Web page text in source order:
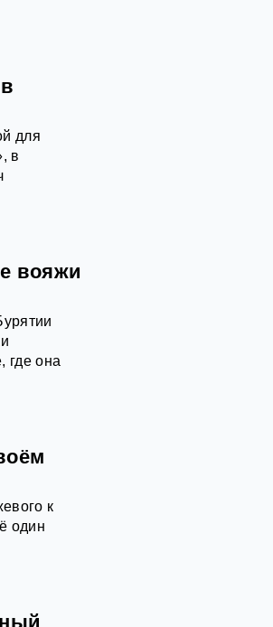
для
в
вояжи
где она
к
один